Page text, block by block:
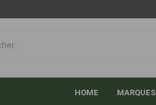
HOME MARQUES